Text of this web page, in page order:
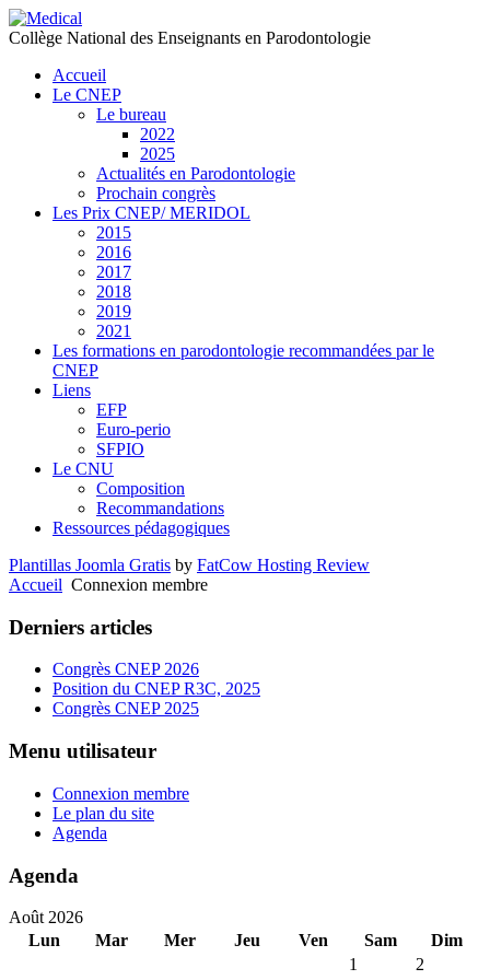
Collège National des Enseignants en Parodontologie
Accueil
Le CNEP
Le bureau
2022
2025
Actualités en Parodontologie
Prochain congrès
Les Prix CNEP/ MERIDOL
2015
2016
2017
2018
2019
2021
Les formations en parodontologie recommandées par le
CNEP
Liens
EFP
Euro-perio
SFPIO
Le CNU
Composition
Recommandations
Ressources pédagogiques
Plantillas Joomla Gratis by FatCow Hosting Review
Accueil Connexion membre
Derniers articles
Congrès CNEP 2026
Position du CNEP R3C, 2025
Congrès CNEP 2025
Menu utilisateur
Connexion membre
Le plan du site
Agenda
Agenda
précédente
précédent
suivante
suivant
Août 2026
Lun
Mar Mer Jeu Ven Sam
Dim
1
2